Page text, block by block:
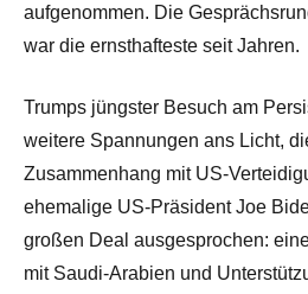
aufgenommen. Die
war die ernsthafteste seit Jahren.
Trumps jüngster Besuch am
weitere Spannungen ans Licht,
Zusammenhang mit US-
ehemalige US-Präsident Joe
großen Deal ausgesprochen:
mit Saudi-Arabien und